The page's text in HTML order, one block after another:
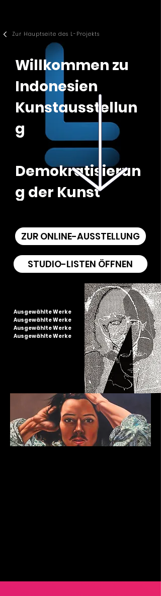
Zur Hauptseite des L-Projekts
Willkommen zu
Indonesien
Kunstausstellun
g
Demokratisierun
g der Kunst
ZUR ONLINE-AUSSTELLUNG
STUDIO-LISTEN ÖFFNEN
Ausgewählte Werke
Ausgewählte Werke
Ausgewählte Werke
Ausgewählte Werke